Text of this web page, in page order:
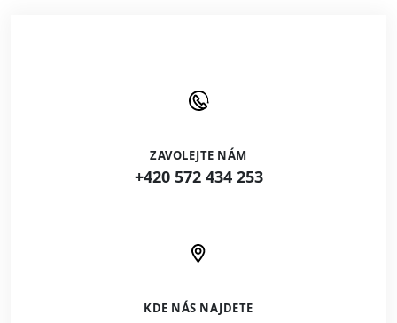
ZAVOLEJTE NÁM
+420 572 434 253
KDE NÁS NAJDETE